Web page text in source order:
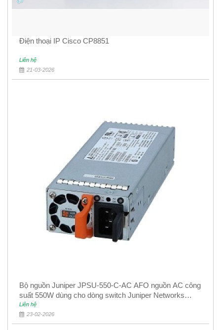
Điện thoại IP Cisco CP8851
Liên hệ
21-03-2026
Bộ nguồn Juniper JPSU-550-C-AC AFO nguồn AC công
suất 550W dùng cho dòng switch Juniper Networks
EX4400
Liên hệ
23-02-2026